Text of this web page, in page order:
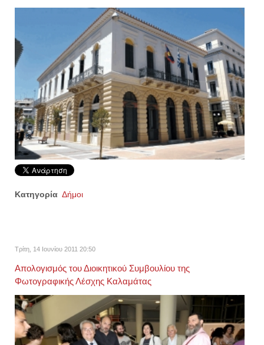
Κατηγορία Δήμοι
Τρίτη, 14 Ιουνίου 2011 20:50
Απολογισμός του Διοικητικού Συμβουλίου της
Φωτογραφικής Λέσχης Καλαμάτας